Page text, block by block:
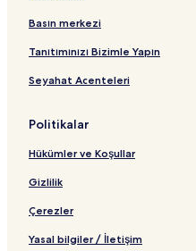
Basın merkezi
Tanıtımınızı Bizimle Yapın
Seyahat Acenteleri
Politikalar
Hükümler ve Koşullar
Gizlilik
Çerezler
Yasal bilgiler / İletişim